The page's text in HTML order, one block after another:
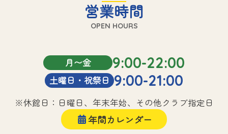
営業時間
OPEN HOURS
月〜金 9:00-22:00
土曜日・祝祭日 9:00-21:00
※休館日：日曜日、年末年始、その他クラブ指定日
年間カレンダー